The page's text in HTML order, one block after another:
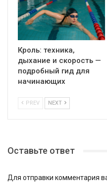
Кроль: техника,
дыхание и скорость —
подробный гид для
начинающих
PREV NEXT
Оставьте ответ
Для отправки комментария